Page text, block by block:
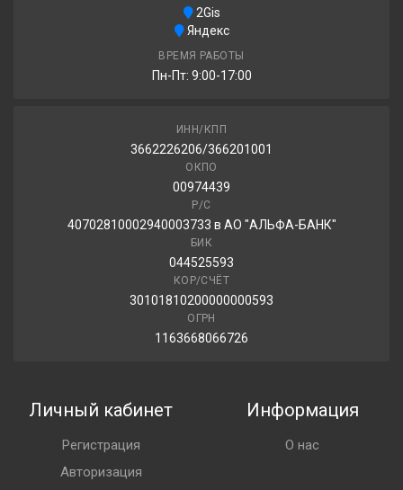
2Gis
Яндекс
ВРЕМЯ РАБОТЫ
Пн-Пт: 9:00-17:00
ИНН/КПП
3662226206/366201001
ОКПО
00974439
Р/С
40702810002940003733 в АО "АЛЬФА-БАНК"
БИК
044525593
КОР/СЧЁТ
30101810200000000593
ОГРН
1163668066726
Личный кабинет
Регистрация
Авторизация
Информация
О нас